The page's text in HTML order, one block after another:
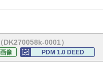
（DK270058k-0001）
像 PDM 1.0 DEED